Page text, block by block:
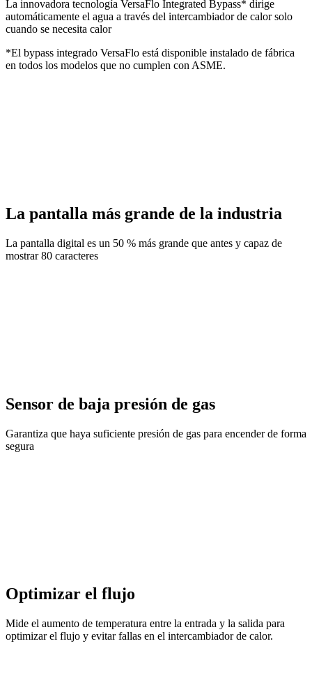
La innovadora tecnología VersaFlo Integrated Bypass* dirige
automáticamente el agua a través del intercambiador de calor solo
cuando se necesita calor
*El bypass integrado VersaFlo está disponible instalado de fábrica
en todos los modelos que no cumplen con ASME.
La pantalla más grande de la industria
La pantalla digital es un 50 % más grande que antes y capaz de
mostrar 80 caracteres
Sensor de baja presión de gas
Garantiza que haya suficiente presión de gas para encender de forma
segura
Optimizar el flujo
Mide el aumento de temperatura entre la entrada y la salida para
optimizar el flujo y evitar fallas en el intercambiador de calor.